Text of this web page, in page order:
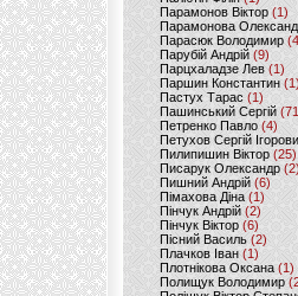
Парамонов Віктор (1)
Парамонова
Парасюк Володимир
Парубій Андрій (9)
Парцхаладзе Лев (1)
Паршин Константин(1)
Пастух Тарас (1)
Пашинський Сергій
Петренко Павло (4)
Петухов Сергій
Пилипишин Віктор(25)
Писарук Олександр(2)
Пишний Андрій (6)
Пімахова Діна(1)
Пінчук Андрій(2)
Пінчук Віктор (6)
Пісний Василь (2)
Плачков Іван(1)
Плотнікова Оксана (1)
Полищук Володимир